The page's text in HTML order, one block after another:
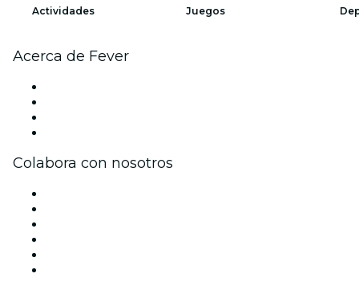
Actividades Juegos
Acerca de Fever
Colabora con nosotros